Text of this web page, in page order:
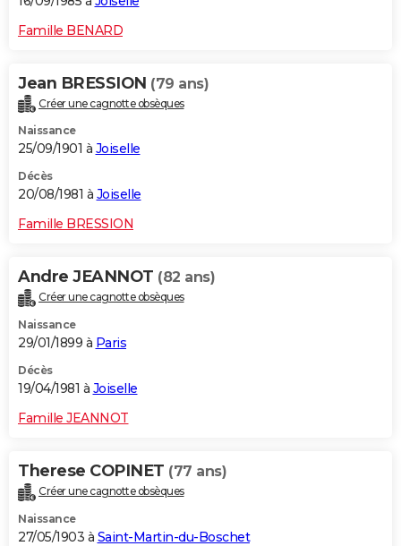
Famille BENARD
Jean BRESSION (79 ans)
Créer une cagnotte obsèques
Naissance
25/09/1901 à Joiselle
Décès
20/08/1981 à Joiselle
Famille BRESSION
Andre JEANNOT (82 ans)
Créer une cagnotte obsèques
Naissance
29/01/1899 à Paris
Décès
19/04/1981 à Joiselle
Famille JEANNOT
Therese COPINET (77 ans)
Créer une cagnotte obsèques
Naissance
27/05/1903 à Saint-Martin-du-Boschet